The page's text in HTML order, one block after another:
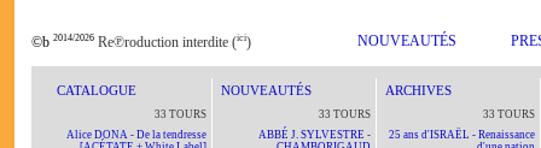
©b 2014/2026 Re℗roduction interdite (ici) NOUVEAUTÉS
CATALOGUE
33 TOURS
Alice DONA - De la tendresse
NOUVEAUTÉS
33 TOURS
ABBÉ J. SYLVESTRE -
ARCHIVES
33 TOURS
25 ans d'ISRAËL - Renaissance